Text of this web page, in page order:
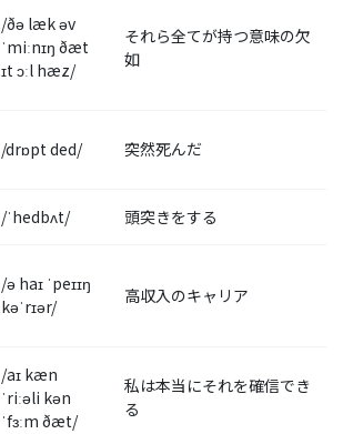
/ðə læk əv
ˈmiːnɪŋ ðæt
ɪt ɔːl hæz/
それら全てが持つ意味の欠
如
/drɒpt ded/ 突然死んだ
/ˈhedbʌt/ 頭突きをする
/ə haɪ ˈpeɪɪŋ
kəˈrɪər/
高収入のキャリア
/aɪ kæn
ˈriːəli kən
ˈfɜːm ðæt/
私は本当にそれを確信でき
る